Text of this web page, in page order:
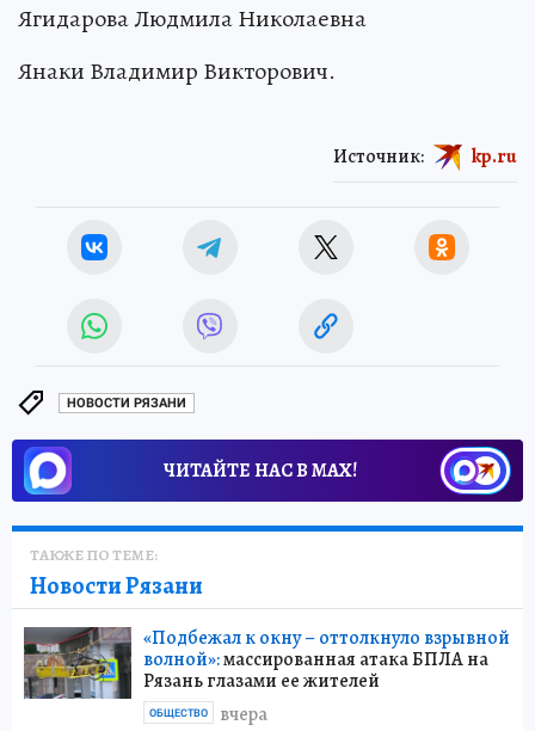
Ягидарова Людмила Николаевна
Янаки Владимир Викторович.
Источник: kp.ru
НОВОСТИ РЯЗАНИ
ЧИТАЙТЕ НАС В МАХ!
ТАКЖЕ ПО ТЕМЕ:
Новости Рязани
«Подбежал к окну – оттолкнуло взрывной
волной»:массированная атака БПЛА на
Рязань глазами ее жителей
вчера
ОБЩЕСТВО